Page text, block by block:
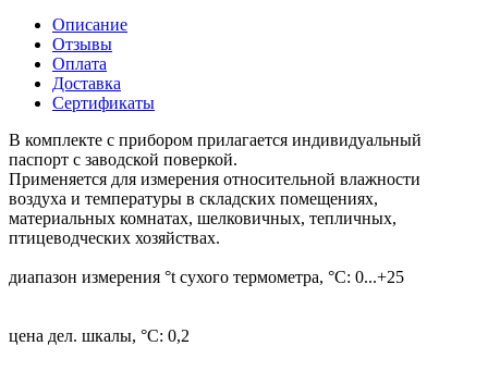
Описание
Отзывы
Оплата
Доставка
Сертификаты
В комплекте с прибором прилагается индивидуальный
паспорт с заводской поверкой.
Применяется для измерения относительной влажности
воздуха и температуры в складских помещениях,
материальных комнатах, шелковичных, тепличных,
птицеводческих хозяйствах.
диапазон измерения °t сухого термометра, °С: 0...+25
цена дел. шкалы, °С: 0,2